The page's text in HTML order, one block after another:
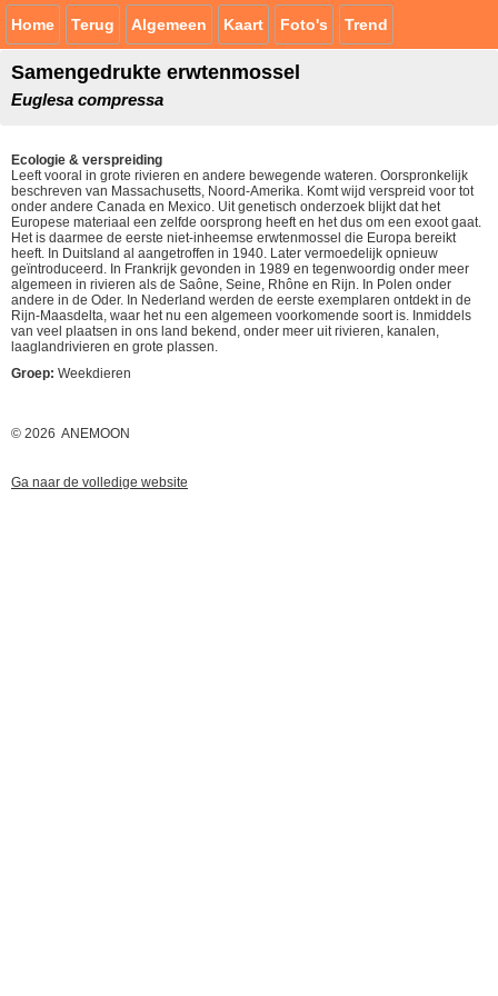
Home Terug Algemeen Kaart Foto's Trend
Samengedrukte erwtenmossel
Euglesa compressa
Ecologie & verspreiding
Leeft vooral in grote rivieren en andere bewegende wateren. Oorspronkelijk
beschreven van Massachusetts, Noord-Amerika. Komt wijd verspreid voor tot
onder andere Canada en Mexico. Uit genetisch onderzoek blijkt dat het
Europese materiaal een zelfde oorsprong heeft en het dus om een exoot gaat.
Het is daarmee de eerste niet-inheemse erwtenmossel die Europa bereikt
heeft. In Duitsland al aangetroffen in 1940. Later vermoedelijk opnieuw
geïntroduceerd. In Frankrijk gevonden in 1989 en tegenwoordig onder meer
algemeen in rivieren als de Saône, Seine, Rhône en Rijn. In Polen onder
andere in de Oder. In Nederland werden de eerste exemplaren ontdekt in de
Rijn-Maasdelta, waar het nu een algemeen voorkomende soort is. Inmiddels
van veel plaatsen in ons land bekend, onder meer uit rivieren, kanalen,
laaglandrivieren en grote plassen.
Groep: Weekdieren
© 2026 ANEMOON
Ga naar de volledige website